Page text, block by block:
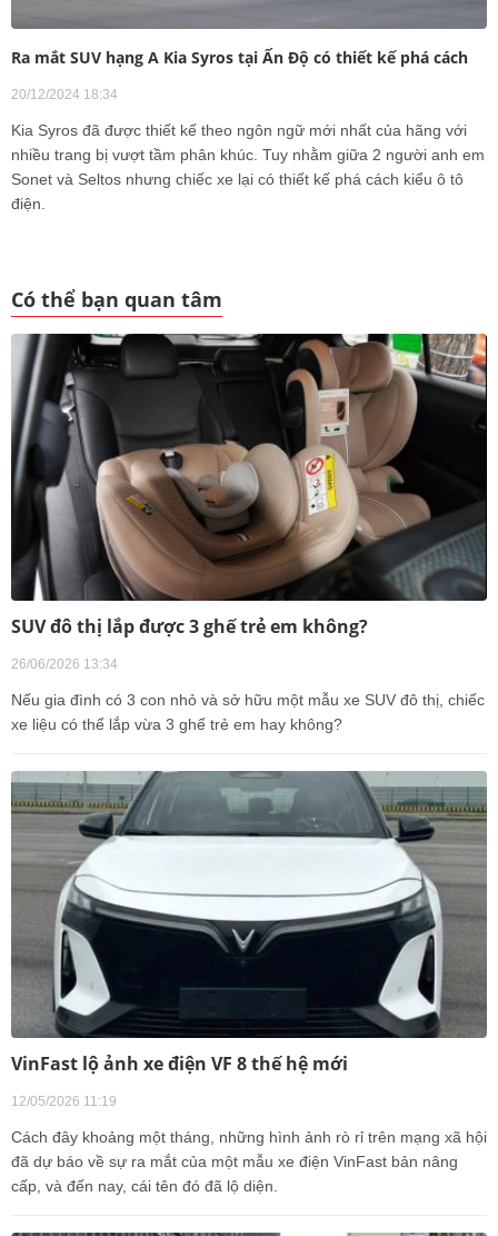
Ra mắt SUV hạng A Kia Syros tại Ấn Độ có thiết kế phá cách
20/12/2024 18:34
Kia Syros đã được thiết kế theo ngôn ngữ mới nhất của hãng với
nhiều trang bị vượt tầm phân khúc. Tuy nhằm giữa 2 người anh em
Sonet và Seltos nhưng chiếc xe lại có thiết kế phá cách kiểu ô tô
điện.
Có thể bạn quan tâm
SUV đô thị lắp được 3 ghế trẻ em không?
26/06/2026 13:34
Nếu gia đình có 3 con nhỏ và sở hữu một mẫu xe SUV đô thị, chiếc
xe liệu có thể lắp vừa 3 ghế trẻ em hay không?
VinFast lộ ảnh xe điện VF 8 thế hệ mới
12/05/2026 11:19
Cách đây khoảng một tháng, những hình ảnh rò rỉ trên mạng xã hội
đã dự báo về sự ra mắt của một mẫu xe điện VinFast bản nâng
cấp, và đến nay, cái tên đó đã lộ diện.